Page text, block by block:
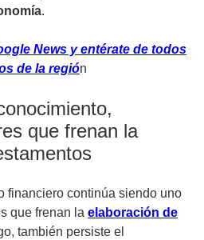
.
News y entérate de todos
de la región
que frenan la
financiero continúa siendo uno
que frenan la elaboración de
también persiste el